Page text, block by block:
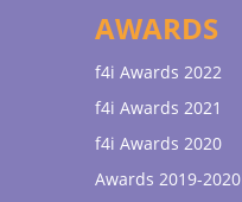
AWARDS
f4i Awards 2022
f4i Awards 2021
f4i Awards 2020
Awards 2019-2020